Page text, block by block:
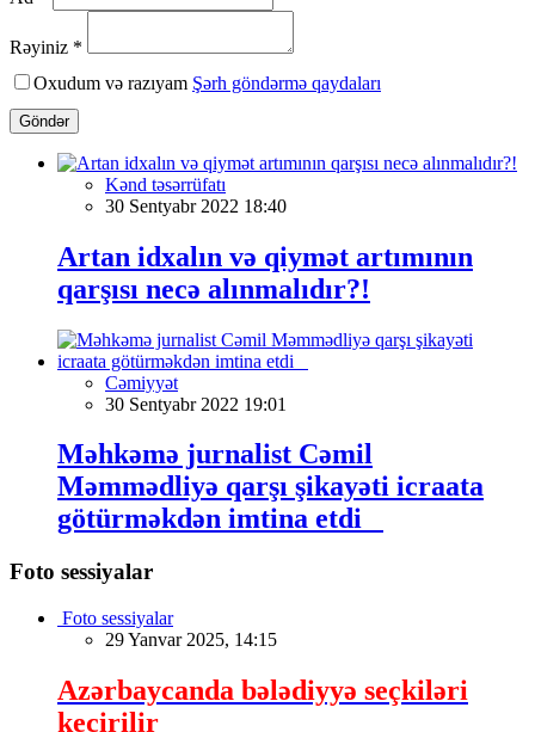
Rəyiniz *
Oxudum və razıyam Şərh göndərmə qaydaları
Göndər
Kənd təsərrüfatı
30 Sentyabr 2022 18:40
Artan idxalın və qiymət artımının
qarşısı necə alınmalıdır?!
Cəmiyyət
30 Sentyabr 2022 19:01
Məhkəmə jurnalist Cəmil
Məmmədliyə qarşı şikayəti icraata
götürməkdən imtina etdi
Foto sessiyalar
Foto sessiyalar
29 Yanvar 2025, 14:15
Azərbaycanda bələdiyyə seçkiləri
keçirilir